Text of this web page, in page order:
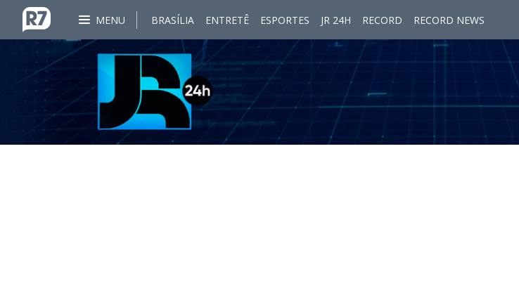
MENU BRASÍLIA ENTRETÊ ESPORTES JR 24H RECORD RECORD NEWS